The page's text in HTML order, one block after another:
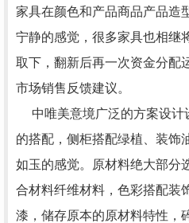
家具在颜色和产品商品产品造
宁静的感觉，很多家具也相继
取下，翻新后再一次资金分配
市场销售反馈建议。
中唯美意境广泛的方案设计
的搭配，侧柜搭配绿植、装饰
如玉的感觉。原材料绝大部分
合材料纤维材料，色彩搭配装
漆，储存原本的原材料特性，